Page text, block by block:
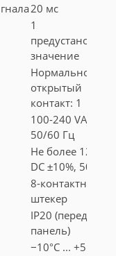
20 мс
1
предустановл.
значение
Нормально
открытый
контакт: 1
100-240 VAC
50/60 Гц
Не более 12V
DC ±10%, 50мА
8-контактный
штекер
IP20 (передняя
панель)
−10°С ... +55°С